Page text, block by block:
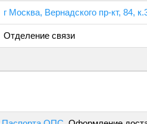
г Москва, Вернадского пр-кт, 84,
Отделение связи